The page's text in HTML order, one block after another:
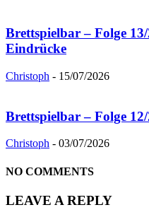
Brettspielbar – Folge
Eindrücke
Christoph - 15/07/2026
Brettspielbar – Folge
Christoph - 03/07/2026
NO COMMENTS
LEAVE A REPLY